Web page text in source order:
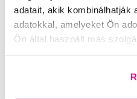
adatait, akik kombinálhatják
adatokkal, amelyeket Ön
Ön által használt más
Buccotherm BIO Masszázs Gél
fogakra, 50 ml